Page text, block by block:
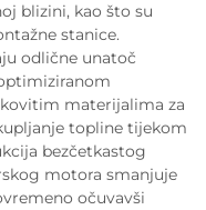
blizini, kao što su
stanice.
odlične unatoč
materijalima za
topline tijekom
bezčetkastog
motora smanjuje
očuvavši